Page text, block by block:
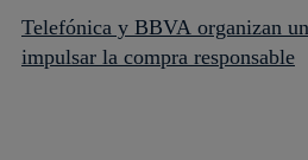
Telefónica y BBVA organizan
impulsar la compra responsable